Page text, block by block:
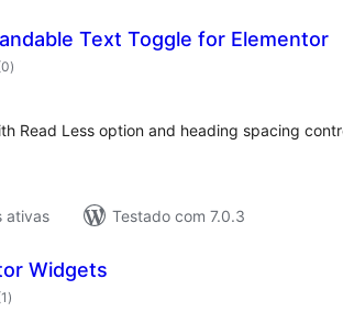
Text Toggle for Elementor
total
de
)
Read Less option and heading spacing
ativas
Testado com 7.0.3
Widgets
total
de
)